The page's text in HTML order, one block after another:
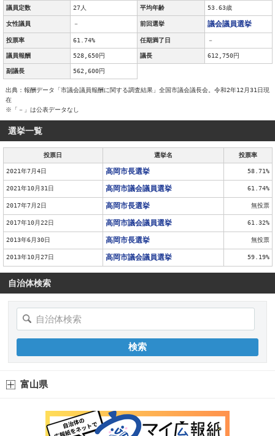
議員定数 27人 平均年齢 53.63歳
女性議員 － 前回選挙 議会議員選挙
投票率 61.74% 任期満了日 －
議員報酬 528,650円 議長 612,750円
副議長 562,600円
出典：報酬データ「市議会議員報酬に関する調査結果」全国市議会議長会。令和2年12月31日現
在
※「－」は公表データなし
選挙一覧
投票日 選挙名 投票率
2021年7月4日 高岡市長選挙 58.71%
2021年10月31日 高岡市議会議員選挙 61.74%
2017年7月2日 高岡市長選挙 無投票
2017年10月22日 高岡市議会議員選挙 61.32%
2013年6月30日 高岡市長選挙 無投票
2013年10月27日 高岡市議会議員選挙 59.19%
自治体検索
富山県